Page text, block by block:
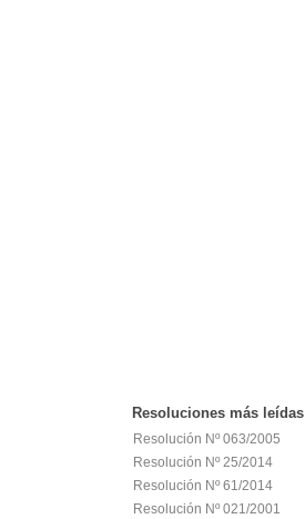
Resoluciones más leídas
Resolución Nº 063/2005
Resolución Nº 25/2014
Resolución Nº 61/2014
Resolución Nº 021/2001